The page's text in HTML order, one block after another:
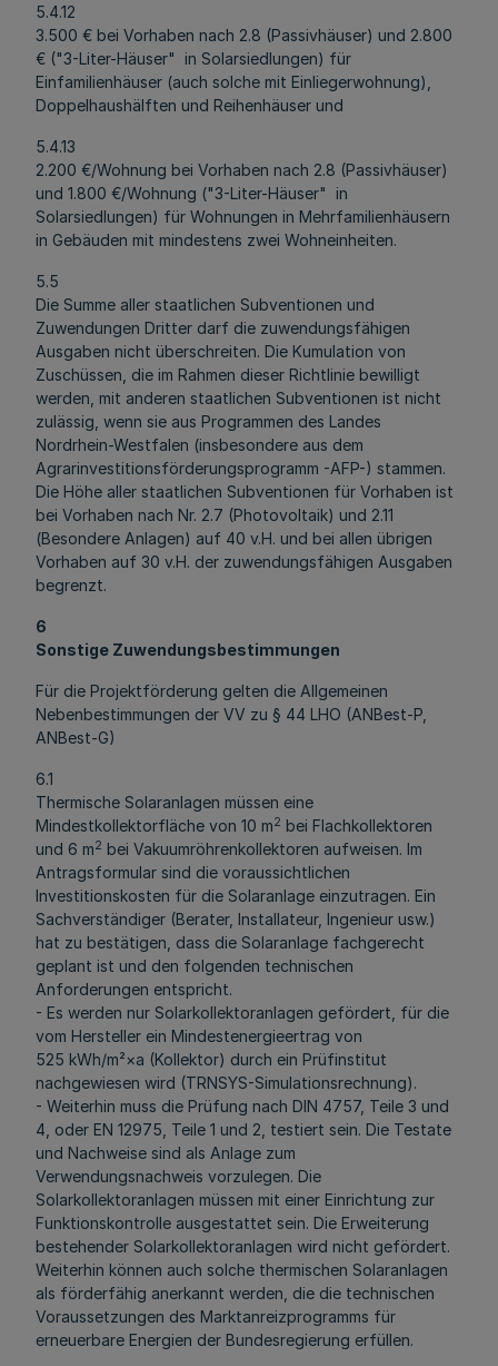
5.4.12
3.500 € bei Vorhaben nach 2.8 (Passivhäuser) und 2.800
€ ("3-Liter-Häuser" in Solarsiedlungen) für
Einfamilienhäuser (auch solche mit Einliegerwohnung),
Doppelhaushälften und Reihenhäuser und
5.4.13
2.200 €/Wohnung bei Vorhaben nach 2.8 (Passivhäuser)
und 1.800 €/Wohnung ("3-Liter-Häuser" in
Solarsiedlungen) für Wohnungen in Mehrfamilienhäusern
in Gebäuden mit mindestens zwei Wohneinheiten.
5.5
Die Summe aller staatlichen Subventionen und
Zuwendungen Dritter darf die zuwendungsfähigen
Ausgaben nicht überschreiten. Die Kumulation von
Zuschüssen, die im Rahmen dieser Richtlinie bewilligt
werden, mit anderen staatlichen Subventionen ist nicht
zulässig, wenn sie aus Programmen des Landes
Nordrhein-Westfalen (insbesondere aus dem
Agrarinvestitionsförderungsprogramm -AFP-) stammen.
Die Höhe aller staatlichen Subventionen für Vorhaben ist
bei Vorhaben nach Nr. 2.7 (Photovoltaik) und 2.11
(Besondere Anlagen) auf 40 v.H. und bei allen übrigen
Vorhaben auf 30 v.H. der zuwendungsfähigen Ausgaben
begrenzt.
6
Sonstige Zuwendungsbestimmungen
Für die Projektförderung gelten die Allgemeinen
Nebenbestimmungen der VV zu § 44 LHO (ANBest-P,
ANBest-G)
6.1
Thermische Solaranlagen müssen eine
Mindestkollektorfläche von 10 m2 bei Flachkollektoren
und 6 m2 bei Vakuumröhrenkollektoren aufweisen. Im
Antragsformular sind die voraussichtlichen
Investitionskosten für die Solaranlage einzutragen. Ein
Sachverständiger (Berater, Installateur, Ingenieur usw.)
hat zu bestätigen, dass die Solaranlage fachgerecht
geplant ist und den folgenden technischen
Anforderungen entspricht.
- Es werden nur Solarkollektoranlagen gefördert, für die
vom Hersteller ein Mindestenergieertrag von
525 kWh/m²×a (Kollektor) durch ein Prüfinstitut
nachgewiesen wird (TRNSYS-Simulationsrechnung).
- Weiterhin muss die Prüfung nach DIN 4757, Teile 3 und
4, oder EN 12975, Teile 1 und 2, testiert sein. Die Testate
und Nachweise sind als Anlage zum
Verwendungsnachweis vorzulegen. Die
Solarkollektoranlagen müssen mit einer Einrichtung zur
Funktionskontrolle ausgestattet sein. Die Erweiterung
bestehender Solarkollektoranlagen wird nicht gefördert.
Weiterhin können auch solche thermischen Solaranlagen
als förderfähig anerkannt werden, die die technischen
Voraussetzungen des Marktanreizprogramms für
erneuerbare Energien der Bundesregierung erfüllen.